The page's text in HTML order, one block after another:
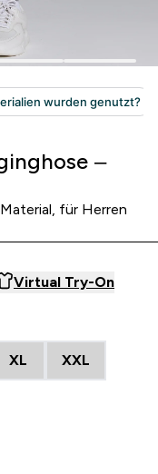
–
für Herren
Virtual Try-On
XL XXL